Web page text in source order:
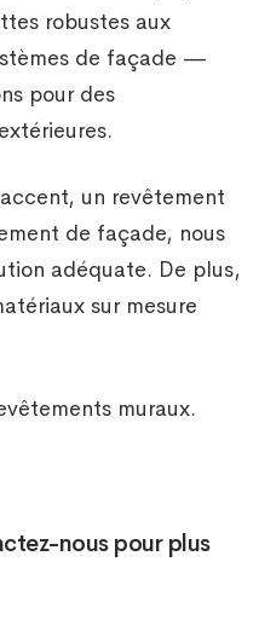
robustes aux
de façade —
pour des
un revêtement
de façade, nous
adéquate. De plus,
sur mesure
muraux.
nous pour plus